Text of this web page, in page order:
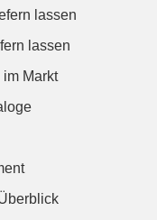
lassen
lassen
Markt